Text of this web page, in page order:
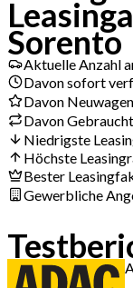
Sorento
Aktuelle Anzahl
Davon sofort
Davon Neuwagen
Davon
Niedrigste
Höchste
Bester
Gewerbliche